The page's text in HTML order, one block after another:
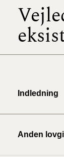
Indledning
Anden